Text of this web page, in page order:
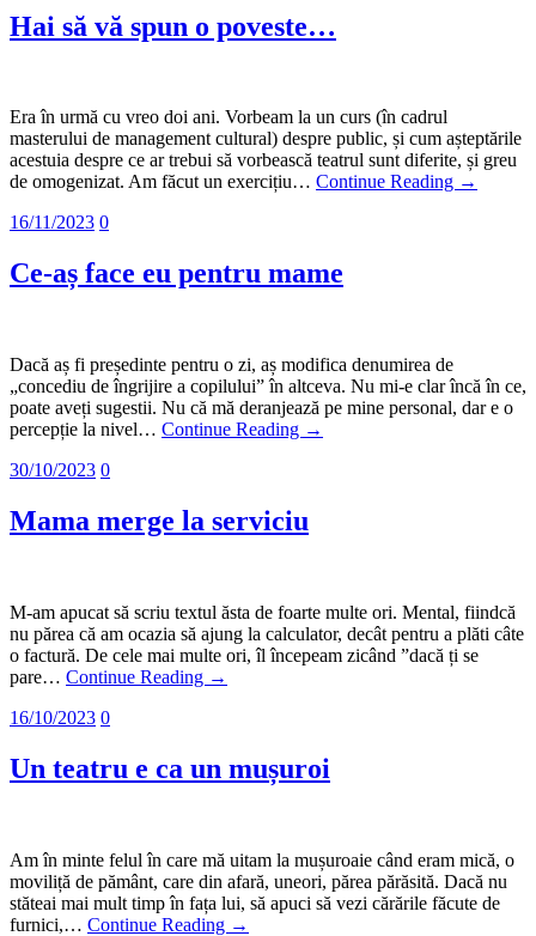
Hai să vă spun o poveste…
Era în urmă cu vreo doi ani. Vorbeam la un curs (în cadrul
masterului de management cultural) despre public, și cum așteptările
acestuia despre ce ar trebui să vorbească teatrul sunt diferite, și greu
de omogenizat. Am făcut un exercițiu… Continue Reading →
16/11/2023 0
Ce-aș face eu pentru mame
Dacă aș fi președinte pentru o zi, aș modifica denumirea de
„concediu de îngrijire a copilului” în altceva. Nu mi-e clar încă în ce,
poate aveți sugestii. Nu că mă deranjează pe mine personal, dar e o
percepție la nivel… Continue Reading →
30/10/2023 0
Mama merge la serviciu
M-am apucat să scriu textul ăsta de foarte multe ori. Mental, fiindcă
nu părea că am ocazia să ajung la calculator, decât pentru a plăti câte
o factură. De cele mai multe ori, îl începeam zicând ”dacă ți se
pare… Continue Reading →
16/10/2023 0
Un teatru e ca un mușuroi
Am în minte felul în care mă uitam la mușuroaie când eram mică, o
moviliță de pământ, care din afară, uneori, părea părăsită. Dacă nu
stăteai mai mult timp în fața lui, să apuci să vezi cărările făcute de
furnici,… Continue Reading →